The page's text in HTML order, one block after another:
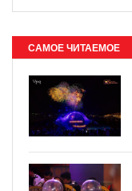
САМОЕ ЧИТАЕМОЕ